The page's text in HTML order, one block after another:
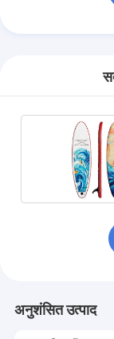
अनुशंसित उत्पाद